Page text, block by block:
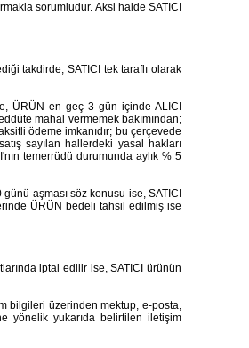
sorumludur. Aksi halde SATICI
takdirde, SATICI tek taraflı olarak
ÜRÜN en geç 3 gün içinde ALICI
mahal vermemek bakımından;
ödeme imkanıdır; bu çerçevede
sayılan hallerdeki yasal hakları
temerrüdü durumunda aylık % 5
aşması söz konusu ise, SATICI
ÜRÜN bedeli tahsil edilmiş ise
iptal edilir ise, SATICI ürünün
bilgileri üzerinden mektup, e-posta,
yönelik yukarıda belirtilen iletişim